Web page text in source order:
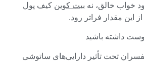
خواب خالق، نه بیت کوین کیف پول
این مقدار فراتر رود.
داشته باشید
تحت تأثیر دارایی‌های ساتوشی